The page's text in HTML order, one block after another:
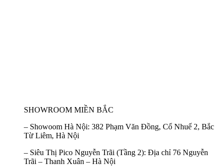
SHOWROOM MIỀN BẮC
– Showoom Hà Nội: 382 Phạm Văn Đồng, Cổ Nhuế 2, Bắc
Từ Liêm, Hà Nội
– Siêu Thị Pico Nguyễn Trãi (Tầng 2): Địa chỉ 76 Nguyễn
Trãi – Thanh Xuân – Hà Nội